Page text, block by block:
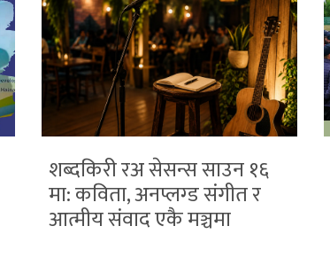
शब्दकिरी रअ सेसन्स साउन १६
मा: कविता, अनप्लग्ड संगीत र
आत्मीय संवाद एकै मञ्चमा